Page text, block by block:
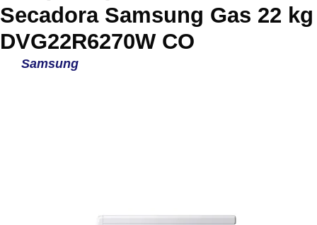
Secadora Samsung Gas 22 kg
DVG22R6270W CO
Samsung